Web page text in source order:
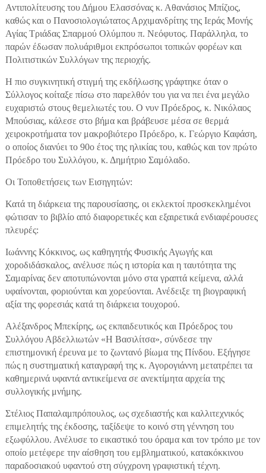
Αντιπολίτευσης του Δήμου Ελασσόνας κ. Αθανάσιος Μπίζιος,
καθώς και ο Πανοσιολογιώτατος Αρχιμανδρίτης της Ιεράς Μονής
Αγίας Τριάδας Σπαρμού Ολύμπου π. Νεόφυτος. Παράλληλα, το
παρών έδωσαν πολυάριθμοι εκπρόσωποι τοπικών φορέων και
Πολιτιστικών Συλλόγων της περιοχής.
Η πιο συγκινητική στιγμή της εκδήλωσης γράφτηκε όταν ο
Σύλλογος κοίταξε πίσω στο παρελθόν του για να πει ένα μεγάλο
ευχαριστώ στους θεμελιωτές του. Ο νυν Πρόεδρος, κ. Νικόλαος
Μπούσιας, κάλεσε στο βήμα και βράβευσε μέσα σε θερμά
χειροκροτήματα τον μακροβιότερο Πρόεδρο, κ. Γεώργιο Καφάση,
ο οποίος διανύει το 90ο έτος της ηλικίας του, καθώς και τον πρώτο
Πρόεδρο του Συλλόγου, κ. Δημήτριο Σαμόλαδο.
Οι Τοποθετήσεις των Εισηγητών:
Κατά τη διάρκεια της παρουσίασης, οι εκλεκτοί προσκεκλημένοι
φώτισαν το βιβλίο από διαφορετικές και εξαιρετικά ενδιαφέρουσες
πλευρές:
Ιωάννης Κόκκινος, ως καθηγητής Φυσικής Αγωγής και
χοροδιδάσκαλος, ανέλυσε πώς η ιστορία και η ταυτότητα της
Σαμαρίνας δεν αποτυπώνονται μόνο στα γραπτά κείμενα, αλλά
υφαίνονται, φοριούνται και χορεύονται. Ανέδειξε τη βιογραφική
αξία της φορεσιάς κατά τη διάρκεια τουχορού.
Αλέξανδρος Μπεκίρης, ως εκπαιδευτικός και Πρόεδρος του
Συλλόγου Αβδελλιωτών «Η Βασιλίτσα», σύνδεσε την
επιστημονική έρευνα με το ζωντανό βίωμα της Πίνδου. Εξήγησε
πώς η συστηματική καταγραφή της κ. Αγορογιάννη μετατρέπει τα
καθημερινά υφαντά αντικείμενα σε ανεκτίμητα αρχεία της
συλλογικής μνήμης.
Στέλιος Παπαλαμπρόπουλος, ως σχεδιαστής και καλλιτεχνικός
επιμελητής της έκδοσης, ταξίδεψε το κοινό στη γέννηση του
εξωφύλλου. Ανέλυσε το εικαστικό του όραμα και τον τρόπο με τον
οποίο μετέφερε την αίσθηση του εμβληματικού, κατακόκκινου
παραδοσιακού υφαντού στη σύγχρονη γραφιστική τέχνη.